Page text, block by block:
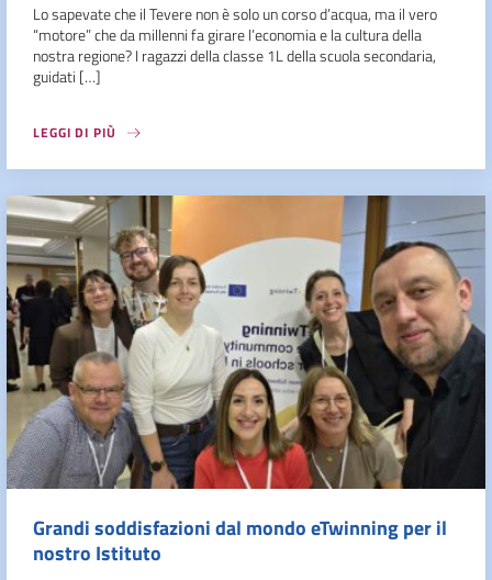
Lo sapevate che il Tevere non è solo un corso d’acqua, ma il vero
“motore” che da millenni fa girare l’economia e la cultura della
nostra regione? I ragazzi della classe 1L della scuola secondaria,
guidati […]
LEGGI DI PIÙ
Grandi soddisfazioni dal mondo eTwinning per il
nostro Istituto